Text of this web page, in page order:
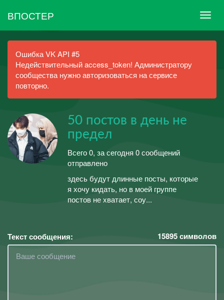
ВПОСТЕР
Ошибка VK API #5
Недействительный access_token! Администратору
сообщества нужно авторизоваться на сервисе
повторно.
50 постов в день не
предел
Всего 0, за сегодня 0 сообщений
отправлено
здесь будут длинные посты, которые
я хочу кидать, но в моей группе
постов не хватает, соу...
Текст сообщения: 15895символов